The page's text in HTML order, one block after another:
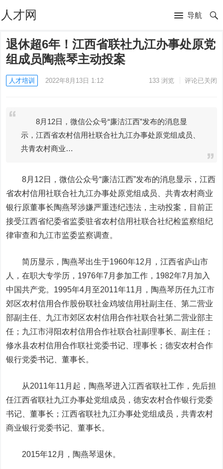
人才网 导航
退休超6年！江西省联社九江办事处原党
组成员陶燕琴主动投案
人才培训 2022年8月13日 1:12 133浏览 评论已关闭
8月12日，微信公众号“廉洁江西”发布的消息显
示，江西省农村信用社联合社九江办事处原党组成员、
共青农村商业…
8月12日，微信公众号“廉洁江西”发布的消息显示，江西
省农村信用社联合社九江办事处原党组成员、共青农村商业
银行原董事长陶燕琴涉嫌严重违纪违法，主动投案，目前正
接受江西省纪委省监委驻省农村信用社联合社纪检监察组纪
律审查和九江市监委监察调查。
简历显示，陶燕琴出生于1960年12月，江西省庐山市
人，在职大专学历，1976年7月参加工作，1982年7月加入
中国共产党。1995年4月至2011年11月，陶燕琴历任九江市
郊区农村信用合作股份联社金鸡坡信用社副主任、第二营业
部副主任、九江市郊区农村信用合作社联合社第二营业部主
任；九江市浔阳农村信用合作社联合社副理事长、副主任；
修水县农村信用合作联社党委书记、理事长；德安农村合作
银行党委书记、董事长。
从2011年11月起，陶燕琴进入江西省联社工作，先后担
任江西省联社九江办事处党组成员，德安农村合作银行党委
书记、董事长；江西省联社九江办事处党组成员，共青农村
商业银行党委书记、董事长。
2015年12月，陶燕琴退休。